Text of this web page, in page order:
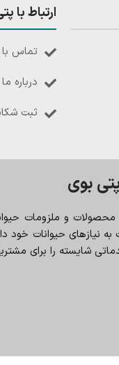
ارتباط با
تماس با
درباره ما
ثبت
بوی
محصولات و ملزومات
نیازهای حیوانات خود
شایسته را برای